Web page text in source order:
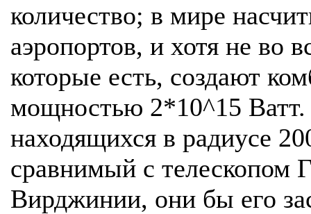
количество; в мире
аэропортов, и хотя не во
которые есть, создают
мощностью 2*10^15
находящихся в радиусе
сравнимый с телескопом
Вирджинии, они бы его